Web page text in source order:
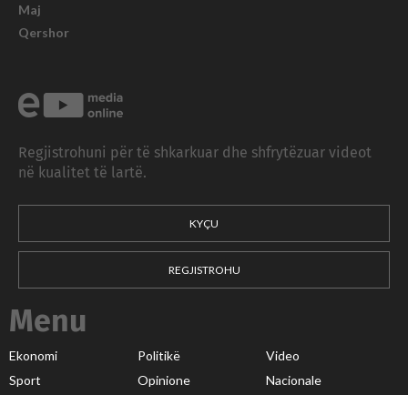
Maj
Qershor
Regjistrohuni për të shkarkuar dhe shfrytëzuar videot
në kualitet të lartë.
KYÇU
REGJISTROHU
Menu
Ekonomi Politikë
Video
Sport
Opinione
Nacionale